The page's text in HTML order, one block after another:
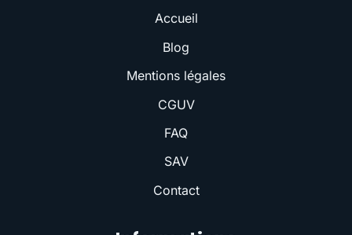
Accueil
Blog
Mentions légales
CGUV
FAQ
SAV
Contact